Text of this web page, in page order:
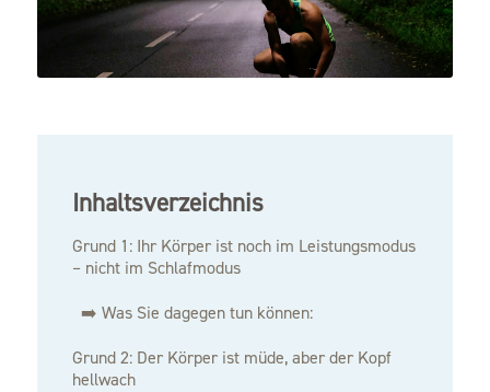
Inhaltsverzeichnis
Grund 1: Ihr Körper ist noch im Leistungsmodus
– nicht im Schlafmodus
➡️ Was Sie dagegen tun können:
Grund 2: Der Körper ist müde, aber der Kopf
hellwach